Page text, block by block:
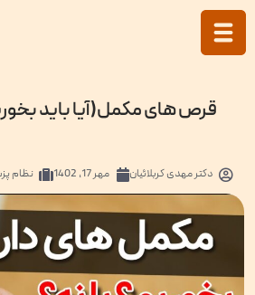
قرص های مکمل(آیا باید
دکترمهدی کربلائیان مهر 17, 1402 نظام